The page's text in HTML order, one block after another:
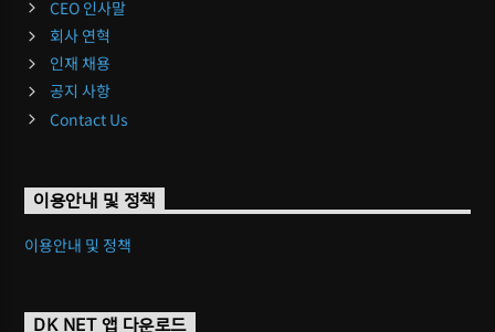
CEO 인사말
회사 연혁
인재 채용
공지 사항
Contact Us
이용안내 및 정책
이용안내 및 정책
DK NET 앱 다운로드